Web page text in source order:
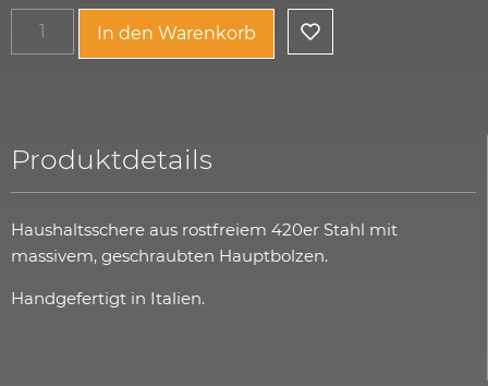
In den Warenkorb
Produktdetails
Haushaltsschere aus rostfreiem 420er Stahl mit
massivem, geschraubten Hauptbolzen.
Handgefertigt in Italien.